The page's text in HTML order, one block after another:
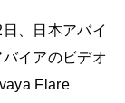
、日本アバイ
イアのビデオ
Flare